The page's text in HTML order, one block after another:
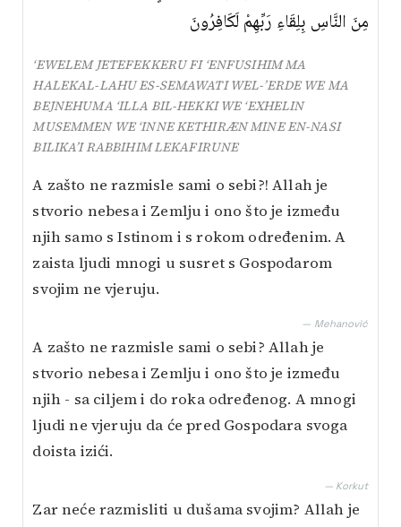
مِنَ النَّاسِ بِلِقَاءِ رَبِّهِمْ لَكَافِرُونَ
‘EWELEM JETEFEKKERU FI ‘ENFUSIHIM MA
HALEKAL-LAHU ES-SEMAWATI WEL-’ERDE WE MA
BEJNEHUMA ‘ILLA BIL-HEKKI WE ‘EXHELIN
MUSEMMEN WE ‘INNE KETHIRÆN MINE EN-NASI
BILIKA’I RABBIHIM LEKAFIRUNE
A zašto ne razmisle sami o sebi?! Allah je
stvorio nebesa i Zemlju i ono što je između
njih samo s Istinom i s rokom određenim. A
zaista ljudi mnogi u susret s Gospodarom
svojim ne vjeruju.
— Mehanović
A zašto ne razmisle sami o sebi? Allah je
stvorio nebesa i Zemlju i ono što je između
njih - sa ciljem i do roka određenog. A mnogi
ljudi ne vjeruju da će pred Gospodara svoga
doista izići.
— Korkut
Zar neće razmisliti u dušama svojim? Allah je